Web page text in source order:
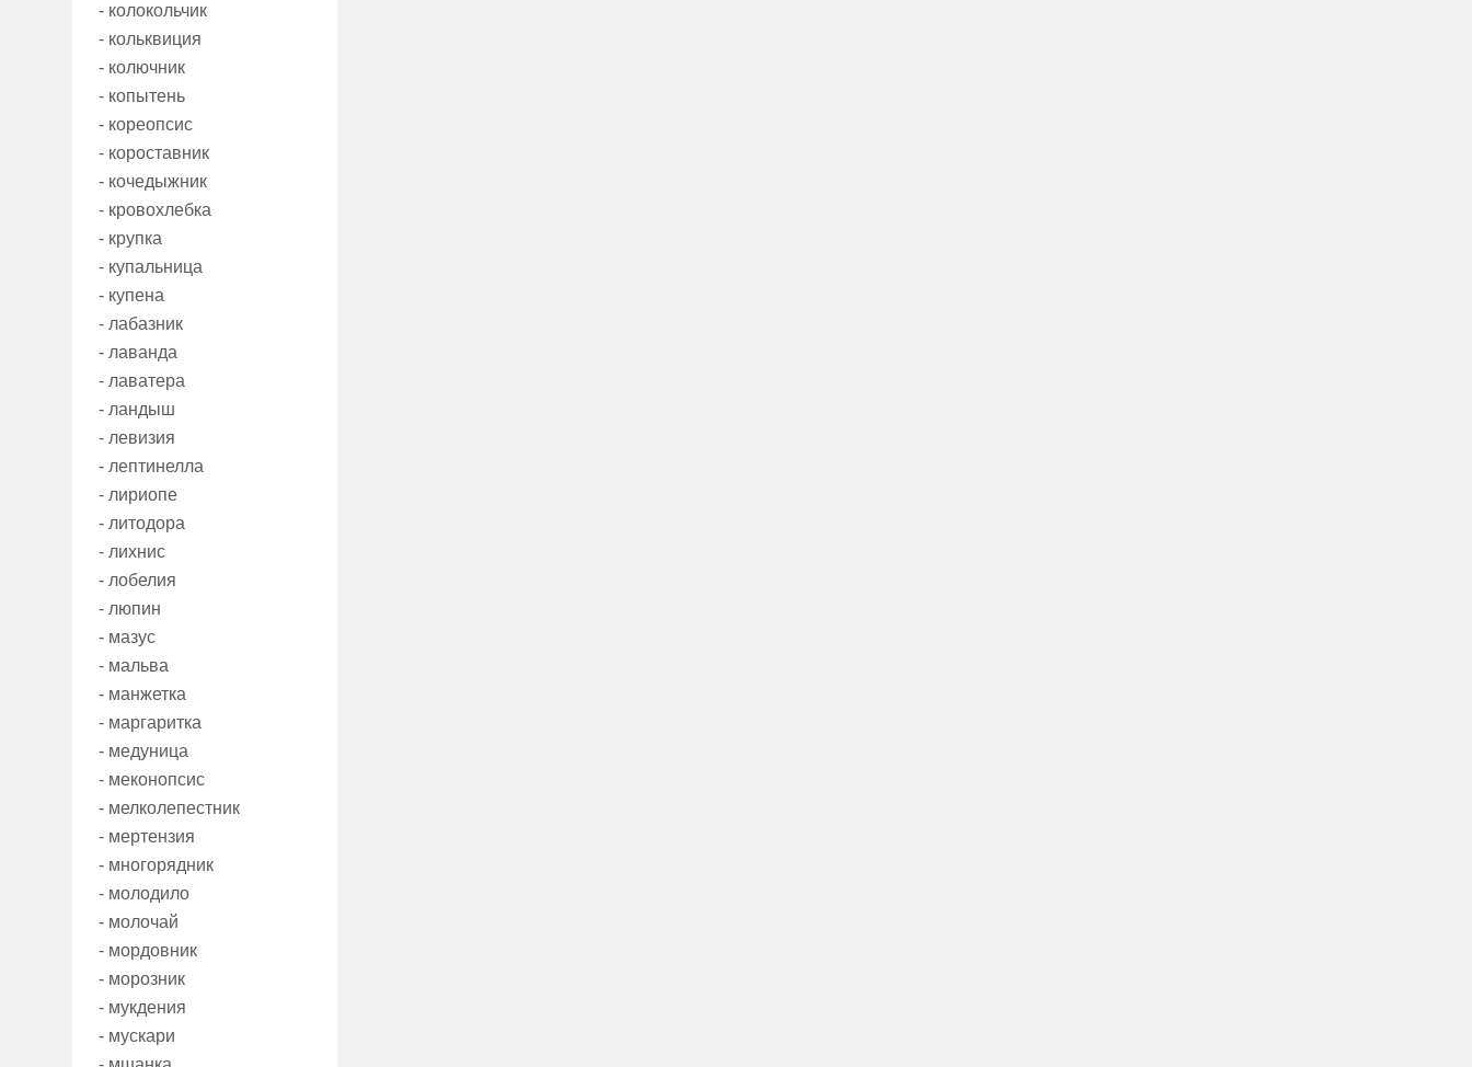
- колокольчик
- кольквиция
- колючник
- копытень
- кореопсис
- короставник
- кочедыжник
- кровохлебка
- крупка
- купальница
- купена
- лабазник
- лаванда
- лаватера
- ландыш
- левизия
- лептинелла
- лириопе
- литодора
- лихнис
- лобелия
- люпин
- мазус
- мальва
- манжетка
- маргаритка
- медуница
- меконопсис
- мелколепестник
- мертензия
- многорядник
- молодило
- молочай
- мордовник
- морозник
- мукдения
- мускари